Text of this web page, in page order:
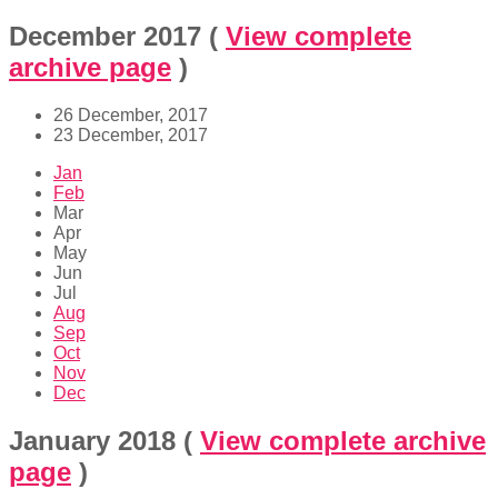
December 2017 ( View complete
archive page )
26 December, 2017
23 December, 2017
Jan
Feb
Mar
Apr
May
Jun
Jul
Aug
Sep
Oct
Nov
Dec
January 2018 ( View complete archive
page )